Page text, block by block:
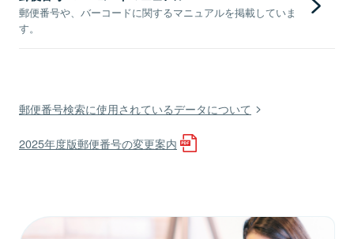
郵便番号や、バーコードに関するマニュアルを掲載していま
す。
郵便番号検索に使用されているデータについて
2025年度版郵便番号の変更案内